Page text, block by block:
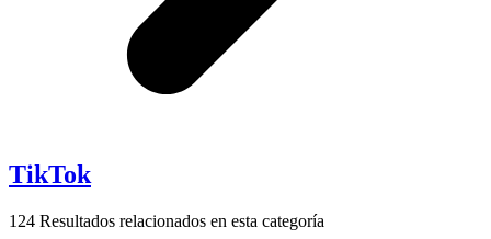
TikTok
124 Resultados relacionados en esta categoría